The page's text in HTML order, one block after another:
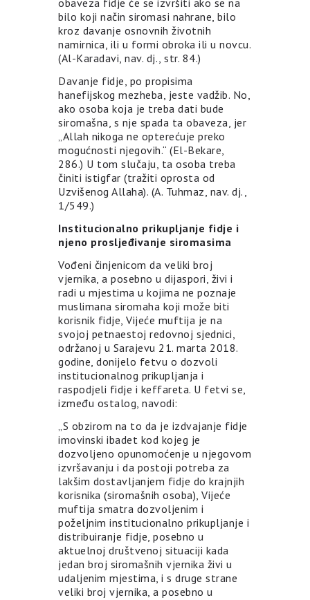
obaveza fidje će se izvršiti ako se na
bilo koji način siromasi nahrane, bilo
kroz davanje osnovnih životnih
namirnica, ili u formi obroka ili u novcu.
(Al-Karadavi, nav. dj., str. 84.)
Davanje fidje, po propisima
hanefijskog mezheba, jeste vadžib. No,
ako osoba koja je treba dati bude
siromašna, s nje spada ta obaveza, jer
„Allah nikoga ne opterećuje preko
mogućnosti njegovih.“ (El-Bekare,
286.) U tom slučaju, ta osoba treba
činiti istigfar (tražiti oprosta od
Uzvišenog Allaha). (A. Tuhmaz, nav. dj.,
1/549.)
Institucionalno prikupljanje fidje i
njeno prosljeđivanje siromasima
Vođeni činjenicom da veliki broj
vjernika, a posebno u dijaspori, živi i
radi u mjestima u kojima ne poznaje
muslimana siromaha koji može biti
korisnik fidje, Vijeće muftija je na
svojoj petnaestoj redovnoj sjednici,
održanoj u Sarajevu 21. marta 2018.
godine, donijelo fetvu o dozvoli
institucionalnog prikupljanja i
raspodjeli fidje i keffareta. U fetvi se,
između ostalog, navodi:
„S obzirom na to da je izdvajanje fidje
imovinski ibadet kod kojeg je
dozvoljeno opunomoćenje u njegovom
izvršavanju i da postoji potreba za
lakšim dostavljanjem fidje do krajnjih
korisnika (siromašnih osoba), Vijeće
muftija smatra dozvoljenim i
poželjnim institucionalno prikupljanje i
distribuiranje fidje, posebno u
aktuelnoj društvenoj situaciji kada
jedan broj siromašnih vjernika živi u
udaljenim mjestima, i s druge strane
veliki broj vjernika, a posebno u